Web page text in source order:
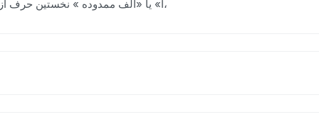
(حر.) «آ» یا «الف ممدوده » نخستین حرف از الفبای فارسی ؛ اولین حرف از حروف ابجد،